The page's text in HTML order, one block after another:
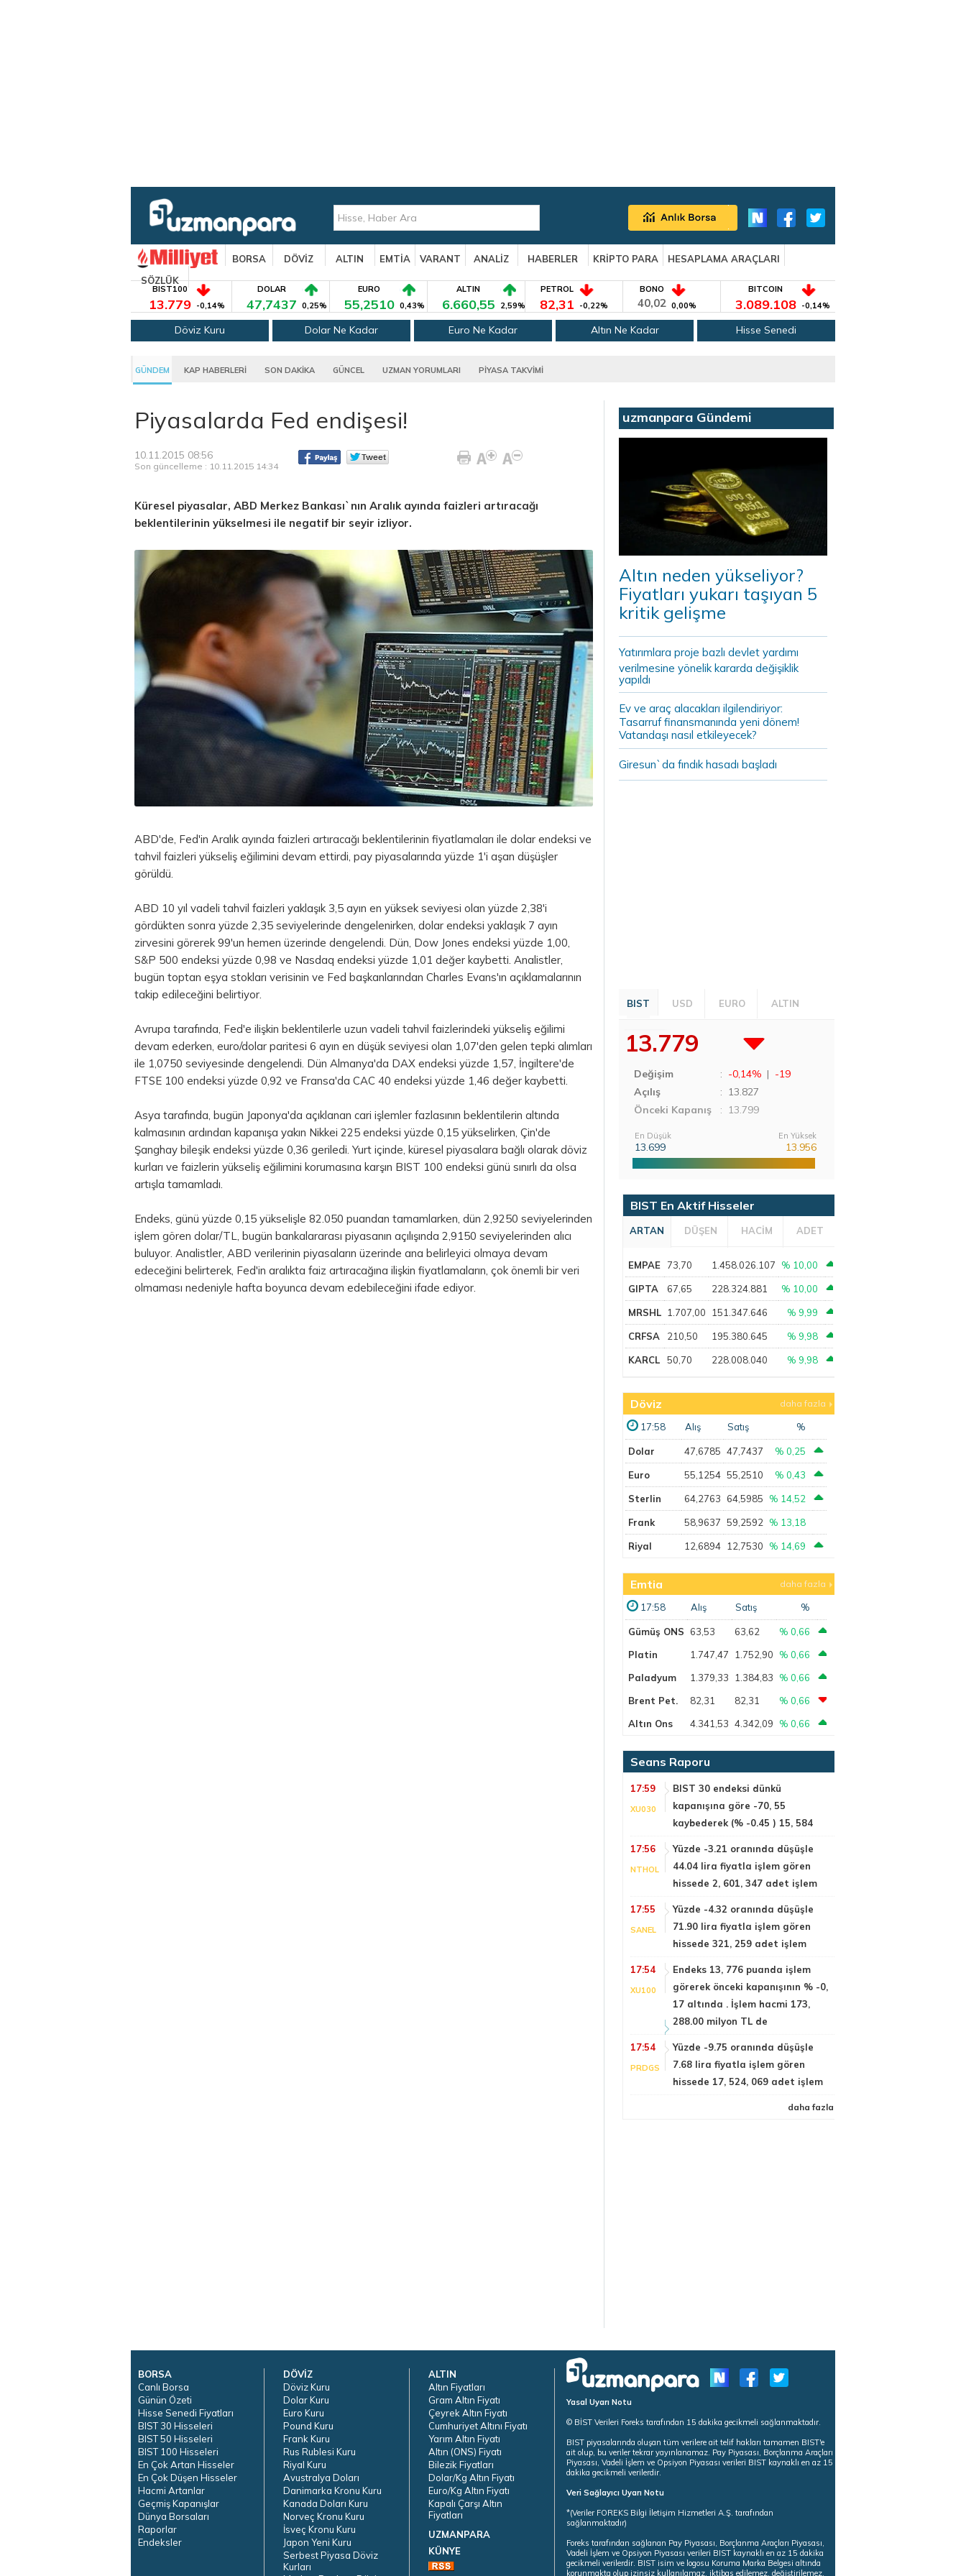
BORSA DÖVİZ ALTIN EMTİA VARANT ANALİZ HABERLER KRİPTO PARA
HESAPLAMA ARAÇLARI
SÖZLÜK
BIST100
13.779 -0,14%
DOLAR
47,7437 0,25%
EURO
55,2510 0,43%
ALTIN
6.660,55 2,59%
PETROL
82,31 -0,22%
BONO
40,02 0,00%
BITCOIN
3.089.108 -0,14%
Döviz Kuru Dolar Ne Kadar Euro Ne Kadar Altın Ne Kadar Hisse Senedi
GÜNDEM KAP HABERLERİ SON DAKİKA GÜNCEL UZMAN YORUMLARI PİYASA TAKVİMİ
Piyasalarda Fed endişesi!
10.11.2015 08:56
Son güncelleme : 10.11.2015 14:34
Küresel piyasalar, ABD Merkez Bankası`nın Aralık ayında faizleri artıracağı
beklentilerinin yükselmesi ile negatif bir seyir izliyor.
ABD'de, Fed'in Aralık ayında faizleri artıracağı beklentilerinin fiyatlamaları ile dolar endeksi ve
tahvil faizleri yükseliş eğilimini devam ettirdi, pay piyasalarında yüzde 1'i aşan düşüşler
görüldü.
ABD 10 yıl vadeli tahvil faizleri yaklaşık 3,5 ayın en yüksek seviyesi olan yüzde 2,38'i
gördükten sonra yüzde 2,35 seviyelerinde dengelenirken, dolar endeksi yaklaşık 7 ayın
zirvesini görerek 99'un hemen üzerinde dengelendi. Dün, Dow Jones endeksi yüzde 1,00,
S&P 500 endeksi yüzde 0,98 ve Nasdaq endeksi yüzde 1,01 değer kaybetti. Analistler,
bugün toptan eşya stokları verisinin ve Fed başkanlarından Charles Evans'ın açıklamalarının
takip edileceğini belirtiyor.
Avrupa tarafında, Fed'e ilişkin beklentilerle uzun vadeli tahvil faizlerindeki yükseliş eğilimi
devam ederken, euro/dolar paritesi 6 ayın en düşük seviyesi olan 1,07'den gelen tepki alımları
ile 1,0750 seviyesinde dengelendi. Dün Almanya'da DAX endeksi yüzde 1,57, İngiltere'de
FTSE 100 endeksi yüzde 0,92 ve Fransa'da CAC 40 endeksi yüzde 1,46 değer kaybetti.
Asya tarafında, bugün Japonya'da açıklanan cari işlemler fazlasının beklentilerin altında
kalmasının ardından kapanışa yakın Nikkei 225 endeksi yüzde 0,15 yükselirken, Çin'de
Şanghay bileşik endeksi yüzde 0,36 geriledi. Yurt içinde, küresel piyasalara bağlı olarak döviz
kurları ve faizlerin yükseliş eğilimini korumasına karşın BIST 100 endeksi günü sınırlı da olsa
artışla tamamladı.
Endeks, günü yüzde 0,15 yükselişle 82.050 puandan tamamlarken, dün 2,9250 seviyelerinden
işlem gören dolar/TL, bugün bankalararası piyasanın açılışında 2,9150 seviyelerinden alıcı
buluyor. Analistler, ABD verilerinin piyasaların üzerinde ana belirleyici olmaya devam
edeceğini belirterek, Fed'in aralıkta faiz artıracağına ilişkin fiyatlamaların, çok önemli bir veri
olmaması nedeniyle hafta boyunca devam edebileceğini ifade ediyor.
uzmanpara Gündemi
Altın neden yükseliyor?
Fiyatları yukarı taşıyan 5
kritik gelişme
Yatırımlara proje bazlı devlet yardımı
verilmesine yönelik kararda değişiklik
yapıldı
Ev ve araç alacakları ilgilendiriyor:
Tasarruf finansmanında yeni dönem!
Vatandaşı nasıl etkileyecek?
Giresun`da fındık hasadı başladı
BIST USD EURO ALTIN
13.779
Değişim : -0,14% | -19
Açılış
: 13.827
Önceki Kapanış
: 13.799
En Düşük
13.699
En Yüksek
13.956
BIST En Aktif Hisseler
ARTAN DÜŞEN HACİM ADET
EMPAE 73,70 1.458.026.107 % 10,00
GIPTA 67,65 228.324.881 % 10,00
MRSHL 1.707,00 151.347.646 % 9,99
CRFSA 210,50 195.380.645 % 9,98
KARCL 50,70 228.008.040 % 9,98
Döviz daha fazla
17:58 Alış Satış %
Dolar 47,6785 47,7437 % 0,25
Euro 55,1254 55,2510 % 0,43
Sterlin 64,2763 64,5985 % 14,52
Frank 58,9637 59,2592 % 13,18
Riyal 12,6894 12,7530 % 14,69
Emtia daha fazla
17:58 Alış Satış %
Gümüş ONS 63,53 63,62
% 0,66
Platin
1.747,47 1.752,90
% 0,66
Paladyum
1.379,33 1.384,83
% 0,66
Brent Pet.
82,31 82,31
% 0,66
Altın Ons
4.341,53 4.342,09 % 0,66
Seans Raporu
17:59
XU030
BIST 30 endeksi dünkü
kapanışına göre -70, 55
kaybederek (% -0.45 ) 15, 584
17:56
NTHOL
Yüzde -3.21 oranında düşüşle
44.04 lira fiyatla işlem gören
hissede 2, 601, 347 adet işlem
17:55
SANEL
Yüzde -4.32 oranında düşüşle
71.90 lira fiyatla işlem gören
hissede 321, 259 adet işlem
17:54
XU100
Endeks 13, 776 puanda işlem
görerek önceki kapanışının % -0,
17 altında . İşlem hacmi 173,
288.00 milyon TL de
17:54
PRDGS
Yüzde -9.75 oranında düşüşle
7.68 lira fiyatla işlem gören
hissede 17, 524, 069 adet işlem
daha fazla
BORSA
Canlı Borsa
Günün Özeti
Hisse Senedi Fiyatları
BIST 30 Hisseleri
BIST 50 Hisseleri
BIST 100 Hisseleri
En Çok Artan Hisseler
En Çok Düşen Hisseler
Hacmi Artanlar
Geçmiş Kapanışlar
Dünya Borsaları
Raporlar
Endeksler
DÖVİZ
Döviz Kuru
Dolar Kuru
Euro Kuru
Pound Kuru
Frank Kuru
Rus Rublesi Kuru
Riyal Kuru
Avustralya Doları
Danimarka Kronu Kuru
Kanada Doları Kuru
Norveç Kronu Kuru
İsveç Kronu Kuru
Japon Yeni Kuru
Serbest Piyasa Döviz
Kurları
ALTIN
Altın Fiyatları
Gram Altın Fiyatı
Çeyrek Altın Fiyatı
Cumhuriyet Altını Fiyatı
Yarım Altın Fiyatı
Altın (ONS) Fiyatı
Bilezik Fiyatları
Dolar/Kg Altın Fiyatı
Euro/Kg Altın Fiyatı
Kapalı Çarşı Altın
Fiyatları
UZMANPARA
KÜNYE
Yasal Uyarı Notu
© BİST Verileri Foreks tarafından 15 dakika gecikmeli sağlanmaktadır.
BIST piyasalarında oluşan tüm verilere ait telif hakları tamamen BIST'e
ait olup, bu veriler tekrar yayınlanamaz. Pay Piyasası, Borçlanma Araçları
Piyasası, Vadeli İşlem ve Opsiyon Piyasası verileri BIST kaynaklı en az 15
dakika gecikmeli verilerdir.
Veri Sağlayıcı Uyarı Notu
*(Veriler FOREKS Bilgi İletişim Hizmetleri A.Ş. tarafından
sağlanmaktadır)
Foreks tarafından sağlanan Pay Piyasası, Borçlanma Araçları Piyasası,
Vadeli İşlem ve Opsiyon Piyasası verileri BIST kaynaklı en az 15 dakika
gecikmeli verilerdir. BIST isim ve logosu Koruma Marka Belgesi altında
korunmakta olup izinsiz kullanılamaz, iktibas edilemez, değiştirilemez.